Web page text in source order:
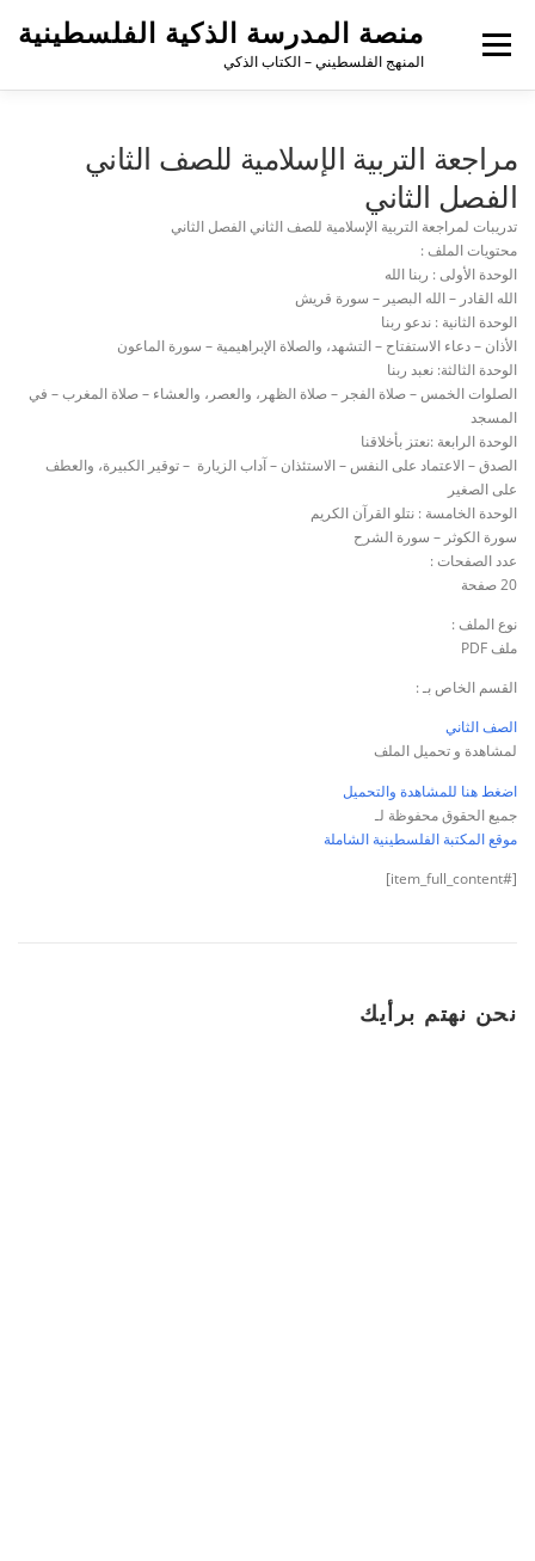
المحتوى
منصة المدرسة الذكية الفلسطينية
المنهج الفلسطيني – الكتاب الذكي
القائمة
مراجعة التربية الإسلامية للصف الثاني
الفصل الثاني
تدريبات لمراجعة التربية الإسلامية للصف الثاني الفصل الثاني
محتويات الملف :
الوحدة الأولى : ربنا الله
الله القادر – الله البصير – سورة قريش
الوحدة الثانية : ندعو ربنا
الأذان – دعاء الاستفتاح – التشهد، والصلاة الإبراهيمية – سورة الماعون
الوحدة الثالثة: نعبد ربنا
الصلوات الخمس – صلاة الفجر – صلاة الظهر، والعصر، والعشاء – صلاة المغرب – في
المسجد
الوحدة الرابعة :نعتز بأخلاقنا
الصدق – الاعتماد على النفس – الاستئذان – آداب الزيارة – توقير الكبيرة، والعطف
على الصغير
الوحدة الخامسة : نتلو القرآن الكريم
سورة الكوثر – سورة الشرح
عدد الصفحات :
20 صفحة
نوع الملف :
ملف PDF
القسم الخاص بـ :
الصف الثاني
لمشاهدة و تحميل الملف
اضغط هنا للمشاهدة والتحميل
جميع الحقوق محفوظة لـ
موقع المكتبة الفلسطينية الشاملة
[#item_full_content]
نحن نهتم برأيك